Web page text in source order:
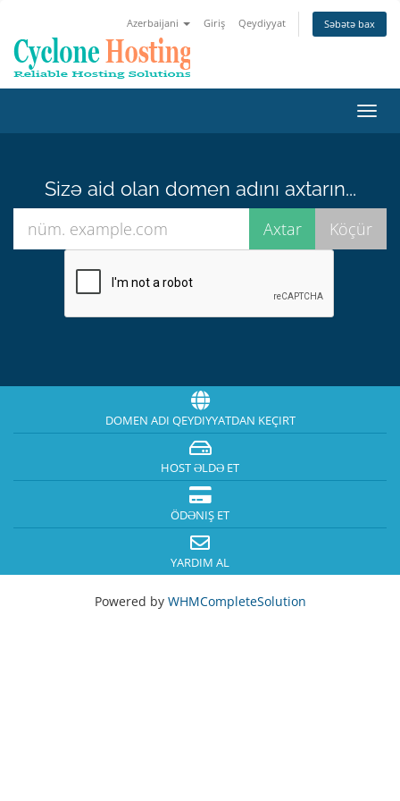
Azerbaijani Giriş Qeydiyyat Səbətə bax
keçid
Sizə aid olan domen adını axtarın...
DOMEN ADI QEYDIYYATDAN KEÇIRT
HOST ƏLDƏ ET
ÖDƏNIŞ ET
YARDIM AL
Powered by WHMCompleteSolution